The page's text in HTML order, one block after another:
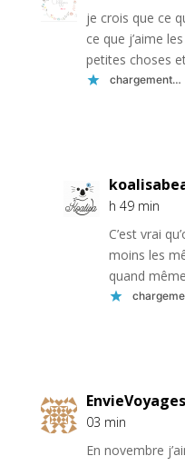
je crois que ce
ce que j’aime
petites choses
chargement…
h 49 min
C’est vrai
moins les
quand
EnvieVoyages
03 min
En novembre